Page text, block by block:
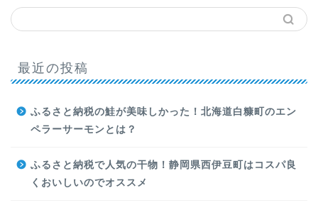
最近の投稿
ふるさと納税の鮭が美味しかった！北海道白糠町のエン
ペラーサーモンとは？
ふるさと納税で人気の干物！静岡県西伊豆町はコスパ良
くおいしいのでオススメ